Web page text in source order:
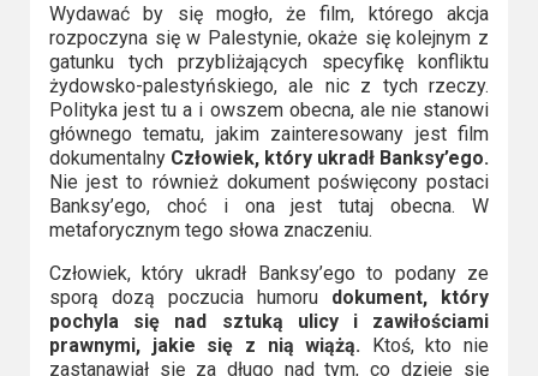
Wydawać by się mogło, że film, którego akcja
rozpoczyna się w Palestynie, okaże się kolejnym z
gatunku tych przybliżających specyfikę konfliktu
żydowsko-palestyńskiego, ale nic z tych rzeczy.
Polityka jest tu a i owszem obecna, ale nie stanowi
głównego tematu, jakim zainteresowany jest film
dokumentalny Człowiek, który ukradł Banksy’ego.
Nie jest to również dokument poświęcony postaci
Banksy’ego, choć i ona jest tutaj obecna. W
metaforycznym tego słowa znaczeniu.
Człowiek, który ukradł Banksy’ego to podany ze
sporą dozą poczucia humoru dokument, który
pochyla się nad sztuką ulicy i zawiłościami
prawnymi, jakie się z nią wiążą. Ktoś, kto nie
zastanawiał się za długo nad tym, co dzieje się